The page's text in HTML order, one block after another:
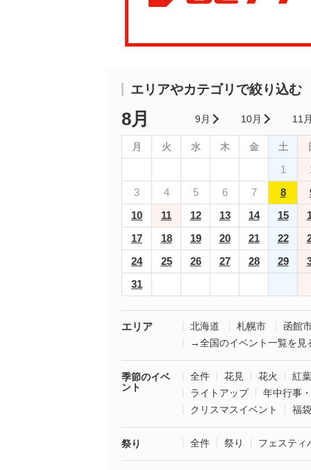
エリアやカテゴリで絞り込む
8月 9月 10月 11
月 火 水 木 金 土
1
3
4 5 6 7 8
10
11 12 13 14 15
17
18 19 20 21 22
24
25 26 27 28 29
31
エリア 北海道 札幌市
函館
→全国のイベント一覧を見
季節のイベ
ント
全件 花見 花火
紅葉
ライトアップ
年中行事
クリスマスイベント
福
祭り 全件 祭り フェスティ